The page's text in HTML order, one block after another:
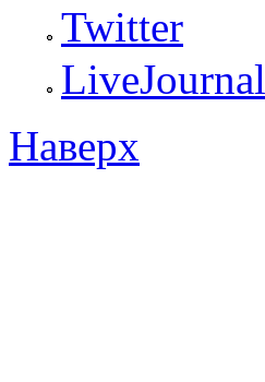
Twitter
LiveJournal
Наверх